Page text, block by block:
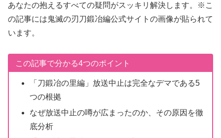
あなたの抱えるすべての疑問がスッキリ解決します。※こ
の記事には鬼滅の刃刀鍛冶編公式サイトの画像が貼られて
います。
この記事で分かる4つのポイント
「刀鍛冶の里編」放送中止は完全なデマである5
つの根拠
なぜ放送中止の噂が広まったのか、その原因を徹
底分析